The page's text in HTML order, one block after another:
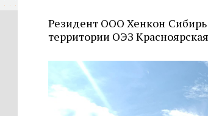
Резидент ООО Хенкон Сибирь
территории ОЭЗ